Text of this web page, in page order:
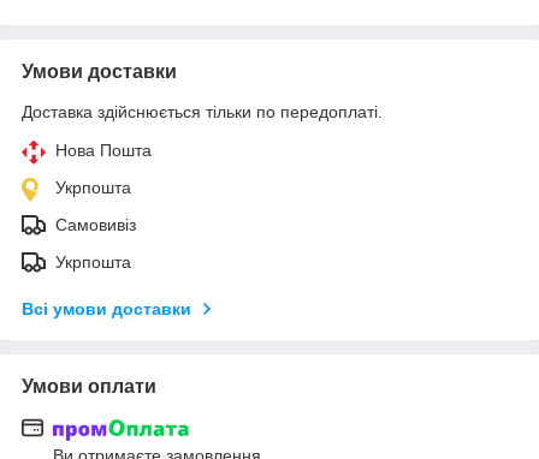
Умови доставки
Доставка здійснюється тільки по передоплаті.
Нова Пошта
Укрпошта
Самовивіз
Укрпошта
Всі умови доставки
Умови оплати